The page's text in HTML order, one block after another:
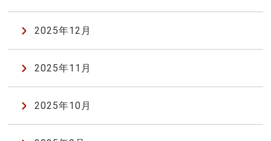
2025年12月
2025年11月
2025年10月